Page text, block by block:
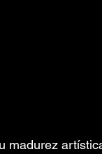
madurez